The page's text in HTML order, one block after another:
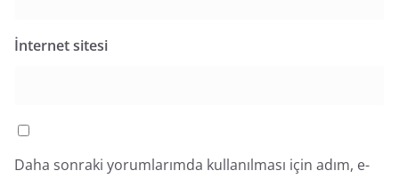
İnternet sitesi
Daha sonraki yorumlarımda kullanılması için adım, e-